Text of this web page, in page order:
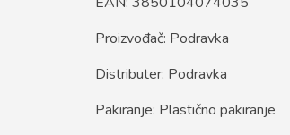
Proizvođač: Podravka
Distributer: Podravka
Pakiranje: Plastično pakiranje